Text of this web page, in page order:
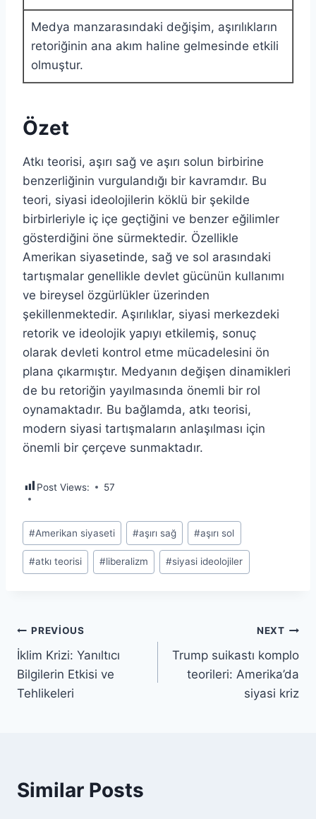
Medya manzarasındaki değişim, aşırılıkların
retoriğinin ana akım haline gelmesinde etkili
olmuştur.
Özet
Atkı teorisi, aşırı sağ ve aşırı solun birbirine
benzerliğinin vurgulandığı bir kavramdır. Bu
teori, siyasi ideolojilerin köklü bir şekilde
birbirleriyle iç içe geçtiğini ve benzer eğilimler
gösterdiğini öne sürmektedir. Özellikle
Amerikan siyasetinde, sağ ve sol arasındaki
tartışmalar genellikle devlet gücünün kullanımı
ve bireysel özgürlükler üzerinden
şekillenmektedir. Aşırılıklar, siyasi merkezdeki
retorik ve ideolojik yapıyı etkilemiş, sonuç
olarak devleti kontrol etme mücadelesini ön
plana çıkarmıştır. Medyanın değişen dinamikleri
de bu retoriğin yayılmasında önemli bir rol
oynamaktadır. Bu bağlamda, atkı teorisi,
modern siyasi tartışmaların anlaşılması için
önemli bir çerçeve sunmaktadır.
Post Views: 57
Post
Tags:
#Amerikan siyaseti #aşırı sağ #aşırı sol
#atkı teorisi #liberalizm #siyasi ideolojiler
Yazı
gezinmesi
PREVIOUS
İklim Krizi: Yanıltıcı
Bilgilerin Etkisi ve
Tehlikeleri
NEXT
Trump suikastı komplo
teorileri: Amerika’da
siyasi kriz
Similar Posts